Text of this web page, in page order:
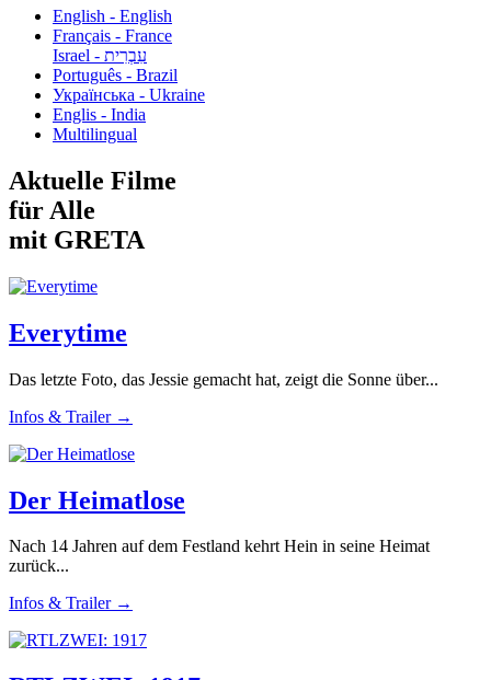
English - English
Français - France
עִבְרִית - Israel
Português - Brazil
Українська - Ukraine
Englis - India
Multilingual
Aktuelle Filme
für Alle
mit GRETA
Everytime
Das letzte Foto, das Jessie gemacht hat, zeigt die Sonne über...
Infos & Trailer →
Der Heimatlose
Nach 14 Jahren auf dem Festland kehrt Hein in seine Heimat
zurück...
Infos & Trailer →